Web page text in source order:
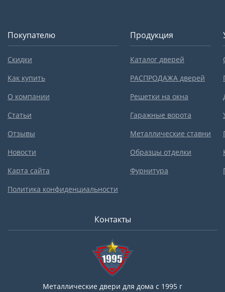
Покупателю
Скидки
Как купить
О компании
Статьи
Отзывы
Новости
Карта сайта
Политика конфиденциальности
Продукция
Каталог дверей
РАСПРОДАЖА дверей
Решетки на окна
Гаражные ворота
Металлические ставни
Образцы отделки
Фурнитура
Контакты
Металлические двери для дома с 1995 г